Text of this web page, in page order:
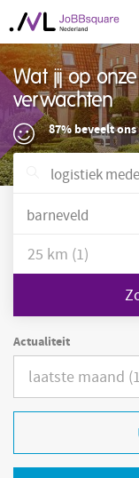
Wat jij op
verwachten
87% beveelt ons
Actualiteit